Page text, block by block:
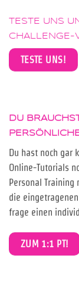
TESTE UNS
CHALLENGE-
TESTE UNS!
DU
Du hast noch gar
Online-Tutorials
Personal
die
frage einen
ZUM 1:1 PT!